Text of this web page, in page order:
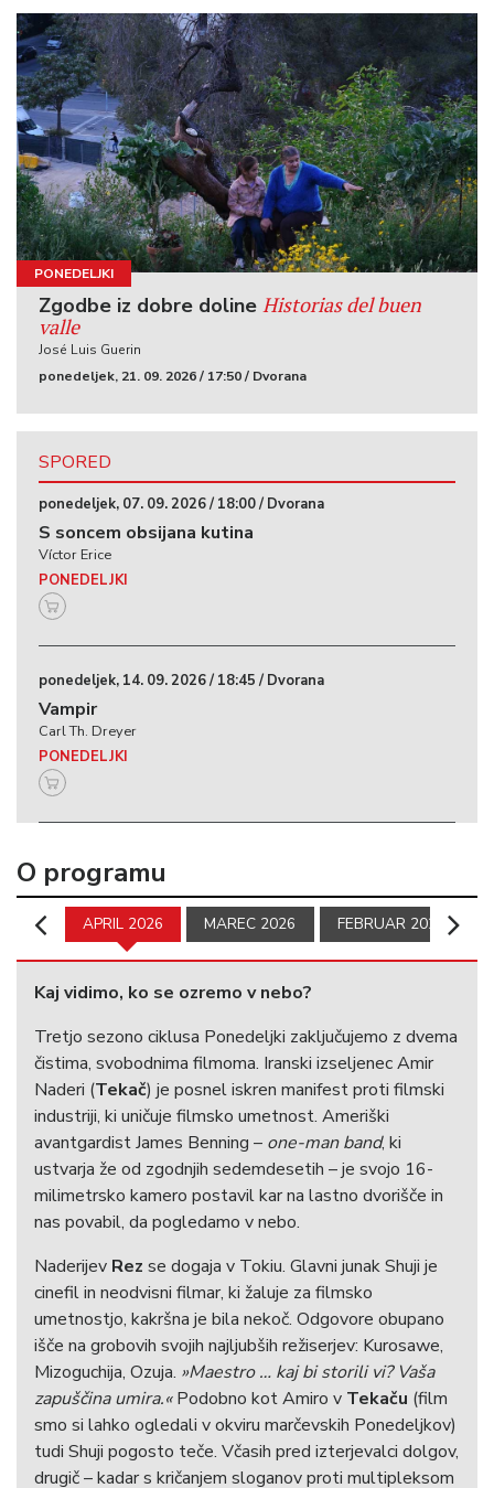
PONEDELJKI
Zgodbe iz dobre doline Historias del buen
valle
José Luis Guerin
ponedeljek, 21. 09. 2026 / 17:50 / Dvorana
SPORED
ponedeljek, 07. 09. 2026 / 18:00 / Dvorana
S soncem obsijana kutina
Víctor Erice
PONEDELJKI
ponedeljek, 14. 09. 2026 / 18:45 / Dvorana
Vampir
Carl Th. Dreyer
PONEDELJKI
Zgodbe iz dobre doline
José Luis Guerin
PONEDELJKI
Otok v Ljubljani​S podporo Veleposlaništva kraljevine Španije.
ponedeljek, 28. 09. 2026 / 18:30 / Dvorana
Smeh in nož
Pedro Pinho
PONEDELJKI
Otok v Ljubljani​
ponedeljek, 19. 10. 2026 / 17:00 / Dvorana
Suhi list
Alexandre Koberidze
PONEDELJKI
Otok v Ljubljani​
O programu
APRIL 2026 MAREC 2026 FEBRUAR 2026
Kaj vidimo, ko se ozremo v nebo?
Tretjo sezono ciklusa Ponedeljki zaključujemo z dvema
čistima, svobodnima filmoma. Iranski izseljenec Amir
Naderi (Tekač) je posnel iskren manifest proti filmski
industriji, ki uničuje filmsko umetnost. Ameriški
avantgardist James Benning – one-man band, ki
ustvarja že od zgodnjih sedemdesetih – je svojo 16-
milimetrsko kamero postavil kar na lastno dvorišče in
nas povabil, da pogledamo v nebo.
Naderijev Rez se dogaja v Tokiu. Glavni junak Shuji je
cinefil in neodvisni filmar, ki žaluje za filmsko
umetnostjo, kakršna je bila nekoč. Odgovore obupano
išče na grobovih svojih najljubših režiserjev: Kurosawe,
Mizoguchija, Ozuja. »Maestro … kaj bi storili vi? Vaša
zapuščina umira.«Podobno kot Amiro v Tekaču (film
smo si lahko ogledali v okviru marčevskih Ponedeljkov)
tudi Shuji pogosto teče. Včasih pred izterjevalci dolgov,
drugič – kadar s kričanjem sloganov proti multipleksom